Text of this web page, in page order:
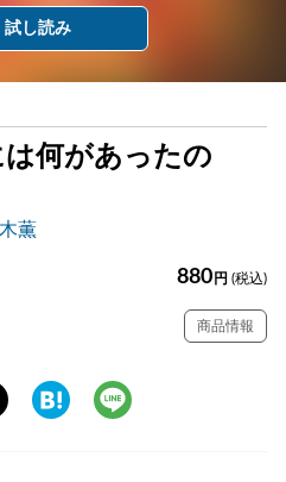
試し読み
何があったの
薫
880 円 (税込)
商品情報